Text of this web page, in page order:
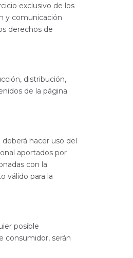
exclusivo de los
y comunicación
derechos de
distribución,
de la página
hacer uso del
aportados por
con la
válido para la
posible
consumidor, serán